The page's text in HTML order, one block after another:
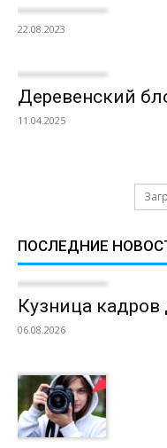
22.08.2023
Деревенский
11.04.2025
ПОСЛЕДНИЕ
Кузница
06.08.2026